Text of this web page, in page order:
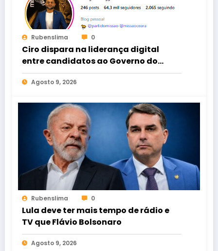
Rubenslima 0
Ciro dispara na liderança digital
entre candidatos ao Governo do
Ceará
Agosto 9, 2026
Rubenslima 0
Lula deve ter mais tempo de rádio e
TV que Flávio Bolsonaro
Agosto 9, 2026